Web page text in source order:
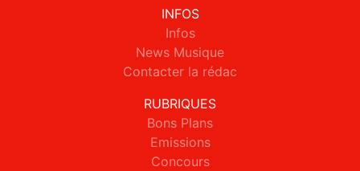
INFOS
Infos
News Musique
Contacter la rédac
RUBRIQUES
Bons Plans
Emissions
Concours